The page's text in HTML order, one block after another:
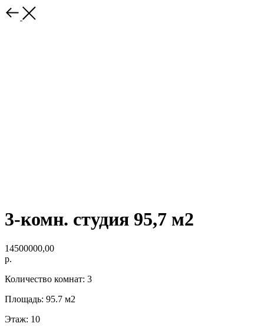
3-комн. студия 95,7 м2
14500000,00
р.
Количество комнат: 3
Площадь: 95.7 м2
Этаж: 10